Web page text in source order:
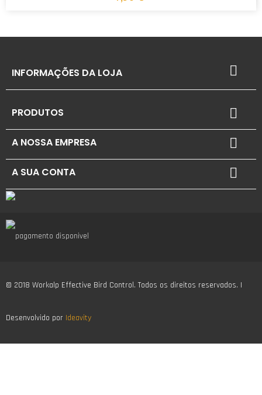
INFORMAÇÕES DA LOJA 
PRODUTOS 
A NOSSA EMPRESA 
A SUA CONTA 
© 2018 Workalp Effective Bird Control. Todos os direitos reservados. |
Desenvolvido por Ideavity